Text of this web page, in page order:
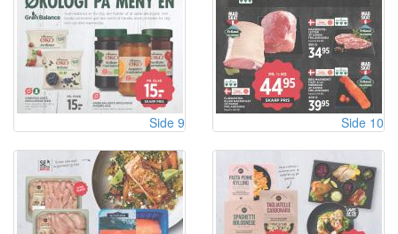
Side 9 Side 10